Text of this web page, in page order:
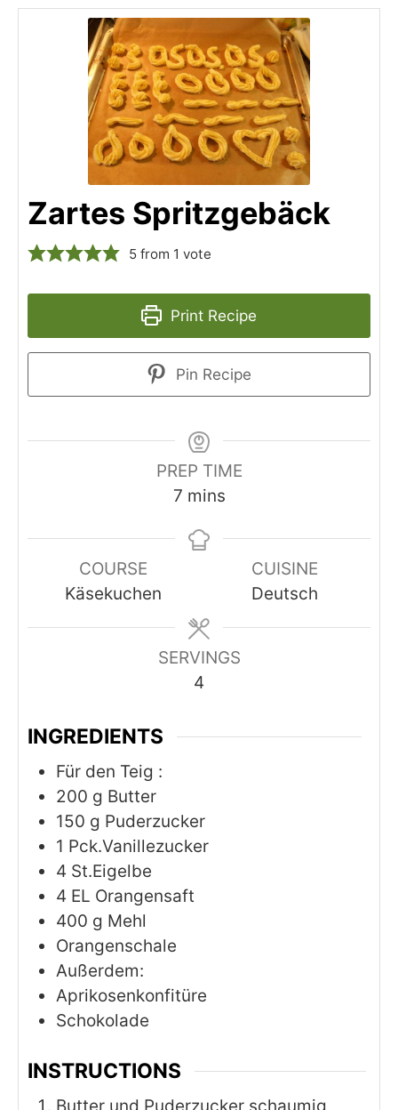
Zartes Spritzgebäck
5 from 1 vote
Print Recipe
Pin Recipe
PREP TIME
7minutes
mins
COURSE
Käsekuchen
CUISINE
Deutsch
SERVINGS
4
INGREDIENTS
Für den Teig :
200 g Butter
150 g Puderzucker
1 Pck.Vanillezucker
4 St.Eigelbe
4 EL Orangensaft
400 g Mehl
Orangenschale
Außerdem:
Aprikosenkonfitüre
Schokolade
INSTRUCTIONS